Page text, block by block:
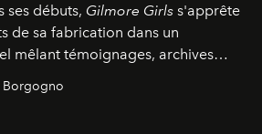
ses débuts, Gilmore Girls s'apprête
de sa fabrication dans un
mêlant témoignages, archives
les coulisses d'un phénomène
Borgogno